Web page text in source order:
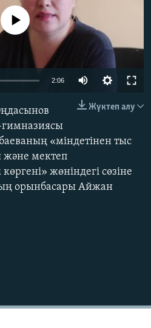
currently available
2:06
Жүктеп алу
«міндетінен тыс
мектеп
жөніндегі сөзіне
орынбасары Айжан